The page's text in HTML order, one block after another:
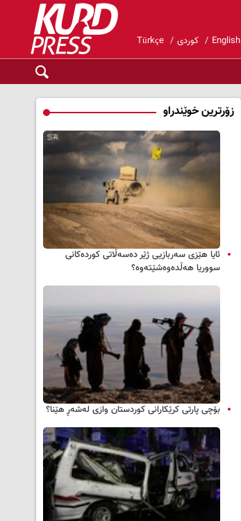
English کوردی Türkçe
زۆرترین خوێندراو
ئایا هێزی سەربازیی ژێر دەسەڵاتی کوردەکانی
سووریا هەڵدەوەشێتەوە؟
بۆچی پارتی کرێکارانی کوردستان وازی لەشەڕ هێنا؟